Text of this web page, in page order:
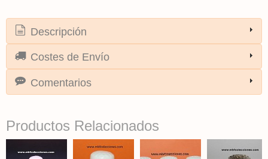
Descripción
Costes de Envío
Comentarios
Productos Relacionados